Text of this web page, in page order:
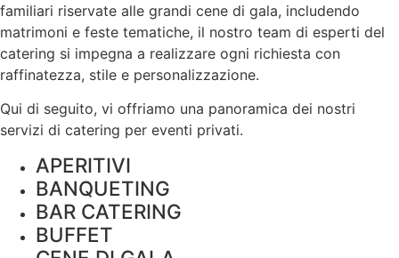
familiari riservate alle grandi cene di gala, includendo
matrimoni e feste tematiche, il nostro team di esperti del
catering si impegna a realizzare ogni richiesta con
raffinatezza, stile e personalizzazione.
Qui di seguito, vi offriamo una panoramica dei nostri
servizi di catering per eventi privati.
APERITIVI
BANQUETING
BAR CATERING
BUFFET